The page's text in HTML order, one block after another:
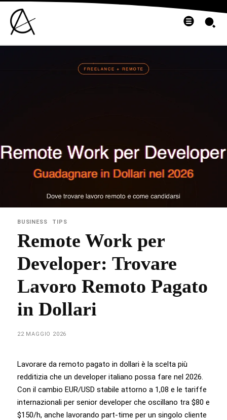
BUSINESS TIPS
Remote Work per
Developer: Trovare
Lavoro Remoto Pagato
in Dollari
22 MAGGIO 2026
Lavorare da remoto pagato in dollari è la scelta più
redditizia che un developer italiano possa fare nel 2026.
Con il cambio EUR/USD stabile attorno a 1,08 e le tariffe
internazionali per senior developer che oscillano tra $80 e
$150/h, anche lavorando part-time per un singolo cliente